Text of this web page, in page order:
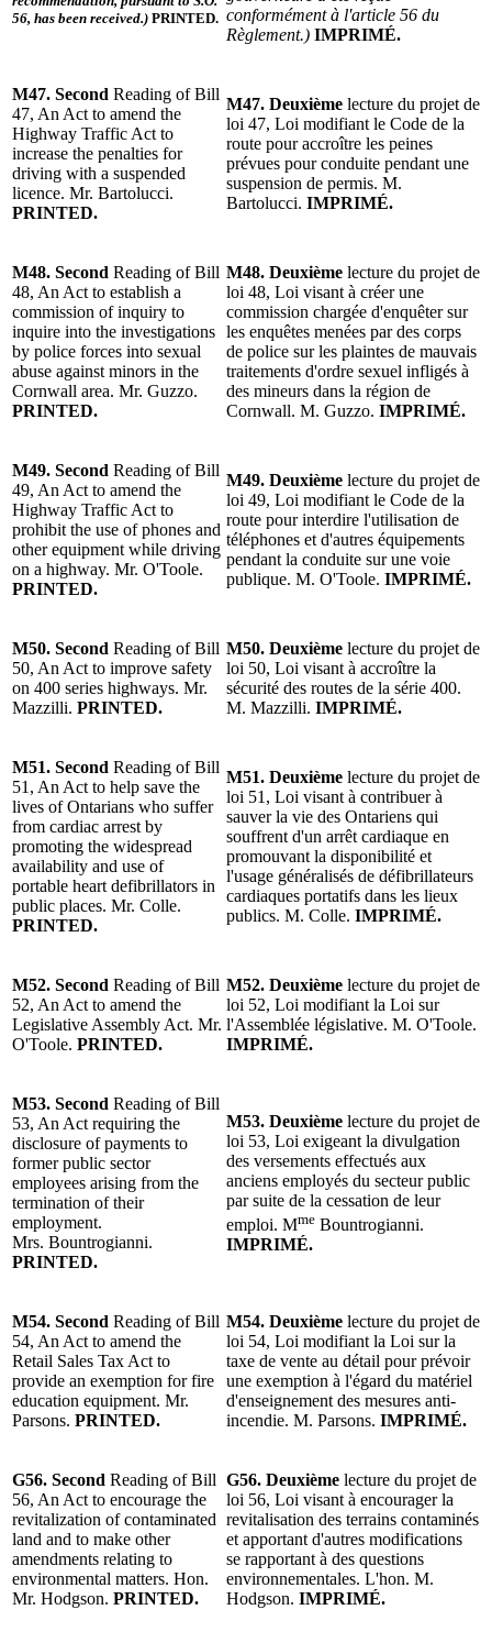
56, has been received.) PRINTED. conformément à l'article 56 du
Règlement.) IMPRIMÉ.
M47. Second Reading of Bill
47, An Act to amend the
Highway Traffic Act to
increase the penalties for
driving with a suspended
licence. Mr. Bartolucci.
PRINTED.
M47. Deuxième lecture du projet de
loi 47, Loi modifiant le Code de la
route pour accroître les peines
prévues pour conduite pendant une
suspension de permis. M.
Bartolucci. IMPRIMÉ.
M48. Second Reading of Bill
48, An Act to establish a
commission of inquiry to
inquire into the investigations
by police forces into sexual
abuse against minors in the
Cornwall area. Mr. Guzzo.
PRINTED.
M48. Deuxième lecture du projet de
loi 48, Loi visant à créer une
commission chargée d'enquêter sur
les enquêtes menées par des corps
de police sur les plaintes de mauvais
traitements d'ordre sexuel infligés à
des mineurs dans la région de
Cornwall. M. Guzzo. IMPRIMÉ.
M49. Second Reading of Bill
49, An Act to amend the
Highway Traffic Act to
prohibit the use of phones and
other equipment while driving
on a highway. Mr. O'Toole.
PRINTED.
M49. Deuxième lecture du projet de
loi 49, Loi modifiant le Code de la
route pour interdire l'utilisation de
téléphones et d'autres équipements
pendant la conduite sur une voie
publique. M. O'Toole. IMPRIMÉ.
M50. Second Reading of Bill
50, An Act to improve safety
on 400 series highways. Mr.
Mazzilli. PRINTED.
M50. Deuxième lecture du projet de
loi 50, Loi visant à accroître la
sécurité des routes de la série 400.
M. Mazzilli. IMPRIMÉ.
M51. Second Reading of Bill
51, An Act to help save the
lives of Ontarians who suffer
from cardiac arrest by
promoting the widespread
availability and use of
portable heart defibrillators in
public places. Mr. Colle.
PRINTED.
M51. Deuxième lecture du projet de
loi 51, Loi visant à contribuer à
sauver la vie des Ontariens qui
souffrent d'un arrêt cardiaque en
promouvant la disponibilité et
l'usage généralisés de défibrillateurs
cardiaques portatifs dans les lieux
publics. M. Colle. IMPRIMÉ.
M52. Second Reading of Bill
52, An Act to amend the
Legislative Assembly Act. Mr.
O'Toole. PRINTED.
M52. Deuxième lecture du projet de
loi 52, Loi modifiant la Loi sur
l'Assemblée législative. M. O'Toole.
IMPRIMÉ.
M53. Second Reading of Bill
53, An Act requiring the
disclosure of payments to
former public sector
employees arising from the
termination of their
employment.
Mrs. Bountrogianni.
PRINTED.
M53. Deuxième lecture du projet de
loi 53, Loi exigeant la divulgation
des versements effectués aux
anciens employés du secteur public
par suite de la cessation de leur
emploi. Mme Bountrogianni.
IMPRIMÉ.
M54. Second Reading of Bill
54, An Act to amend the
Retail Sales Tax Act to
provide an exemption for fire
education equipment. Mr.
Parsons. PRINTED.
M54. Deuxième lecture du projet de
loi 54, Loi modifiant la Loi sur la
taxe de vente au détail pour prévoir
une exemption à l'égard du matériel
d'enseignement des mesures anti-
incendie. M. Parsons. IMPRIMÉ.
G56. Second Reading of Bill
56, An Act to encourage the
revitalization of contaminated
land and to make other
amendments relating to
environmental matters. Hon.
Mr. Hodgson. PRINTED.
G56. Deuxième lecture du projet de
loi 56, Loi visant à encourager la
revitalisation des terrains contaminés
et apportant d'autres modifications
se rapportant à des questions
environnementales. L'hon. M.
Hodgson. IMPRIMÉ.